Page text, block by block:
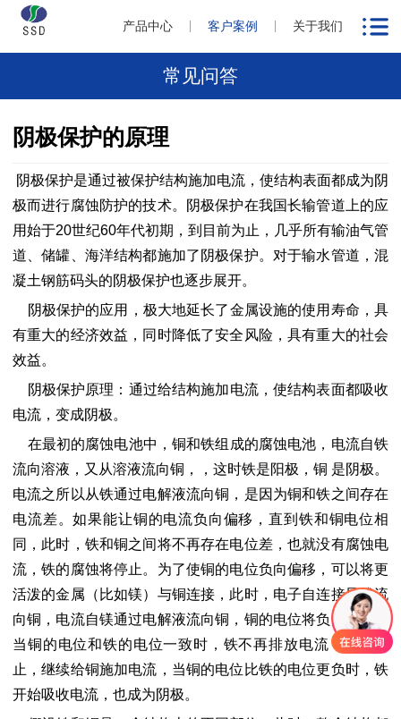
产品中心 客户案例 关于我们
常见问答
阴极保护的原理
阴极保护是通过被保护结构施加电流，使结构表面都成为阴
极而进行腐蚀防护的技术。阴极保护在我国长输管道上的应
用始于20世纪60年代初期，到目前为止，几乎所有输油气管
道、储罐、海洋结构都施加了阴极保护。对于输水管道，混
凝土钢筋码头的阴极保护也逐步展开。
阴极保护的应用，极大地延长了金属设施的使用寿命，具
有重大的经济效益，同时降低了安全风险，具有重大的社会
效益。
阴极保护原理：通过给结构施加电流，使结构表面都吸收
电流，变成阴极。
在最初的腐蚀电池中，铜和铁组成的腐蚀电池，电流自铁
流向溶液，又从溶液流向铜，，这时铁是阳极，铜 是阴极。
电流之所以从铁通过电解液流向铜，是因为铜和铁之间存在
电流差。如果能让铜的电流负向偏移，直到铁和铜电位相
同，此时，铁和铜之间将不再存在电位差，也就没有腐蚀电
流，铁的腐蚀将停止。为了使铜的电位负向偏移，可以将更
活泼的金属（比如镁）与铜连接，此时，电子自连接导线流
向铜，电流自镁通过电解液流向铜，铜的电位将负向偏移，
当铜的电位和铁的电位一致时，铁不再排放电流，腐蚀停
止，继续给铜施加电流，当铜的电位比铁的电位更负时，铁
开始吸收电流，也成为阴极。